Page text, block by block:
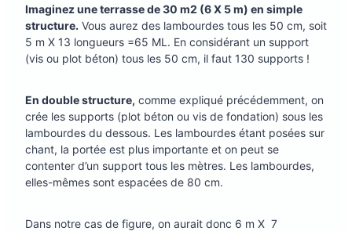
Imaginez une terrasse de 30 m2 (6 X 5 m) en simple
structure. Vous aurez des lambourdes tous les 50 cm, soit
5 m X 13 longueurs =65 ML. En considérant un support
(vis ou plot béton) tous les 50 cm, il faut 130 supports !
En double structure, comme expliqué précédemment, on
crée les supports (plot béton ou vis de fondation) sous les
lambourdes du dessous. Les lambourdes étant posées sur
chant, la portée est plus importante et on peut se
contenter d’un support tous les mètres. Les lambourdes,
elles-mêmes sont espacées de 80 cm.
Dans notre cas de figure, on aurait donc 6 m X 7